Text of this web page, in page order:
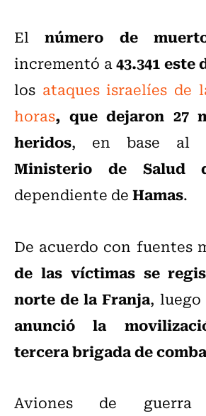
Elnúmero de
incrementó a43.341 este
los ataques israelíes de
horas, que dejaron 27
heridos, en base al
Ministerio de Salud
dependiente deHamas.
De acuerdo con fuentes
de las víctimas se
norte de la Franja,
anunció la
tercera brigada de
Aviones de